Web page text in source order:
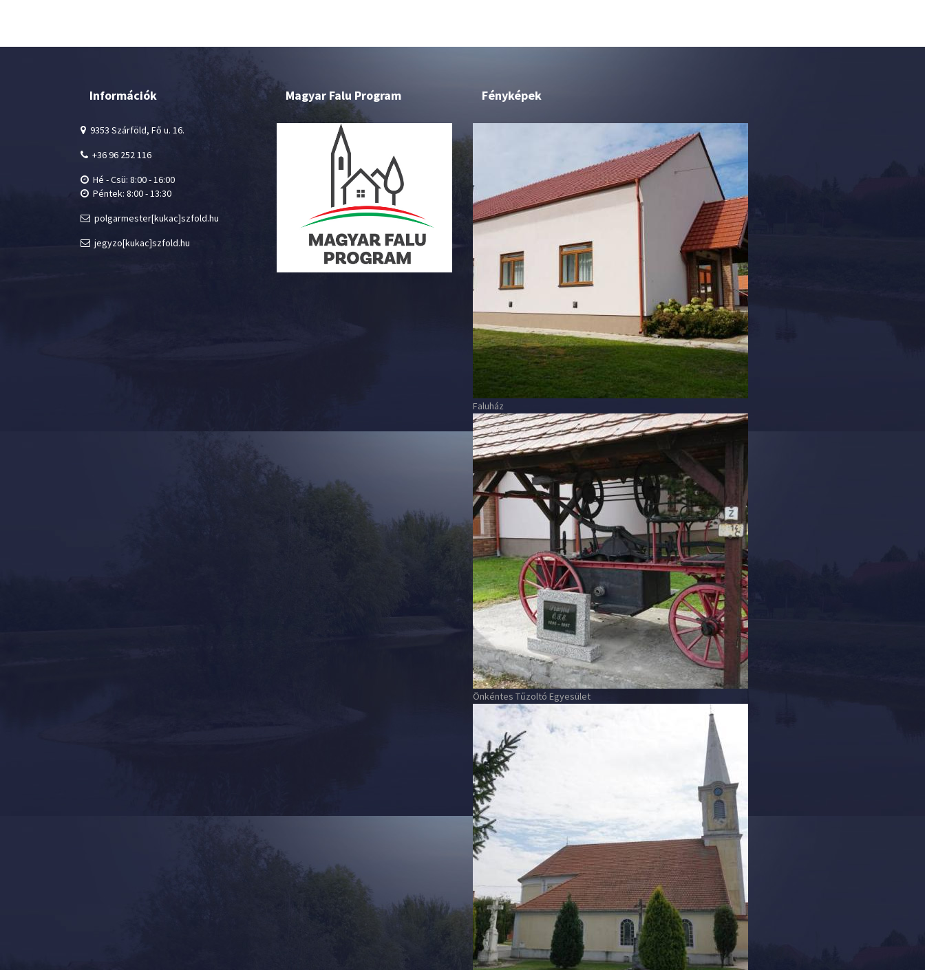
Információk
9353 Szárföld, Fő u. 16.
+36 96 252 116
Hé - Csü: 8:00 - 16:00
Péntek: 8:00 - 13:30
polgarmester[kukac]szfold.hu
jegyzo[kukac]szfold.hu
Magyar Falu Program Fényképek
Faluház
Önkéntes Tűzoltó Egyesület